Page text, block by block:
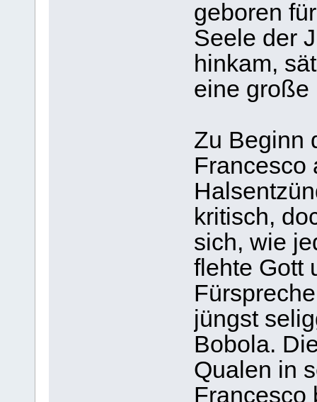
geboren
Seele der
hinkam,
eine große
Zu Beginn
Francesco
kritisch,
sich, wie
flehte Gott
jüngst
Bobola.
Qualen in
Francesco